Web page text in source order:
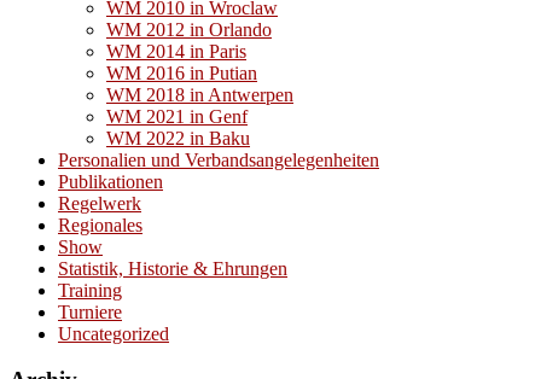
WM 2010 in Wroclaw
WM 2012 in Orlando
WM 2014 in Paris
WM 2016 in Putian
WM 2018 in Antwerpen
WM 2021 in Genf
WM 2022 in Baku
Personalien und Verbandsangelegenheiten
Publikationen
Regelwerk
Regionales
Show
Statistik, Historie & Ehrungen
Training
Turniere
Uncategorized